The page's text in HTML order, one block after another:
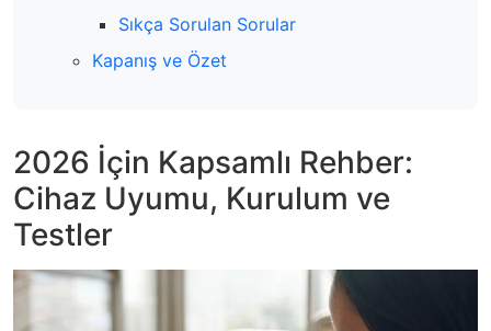
Sıkça Sorulan Sorular
Kapanış ve Özet
2026 İçin Kapsamlı Rehber:
Cihaz Uyumu, Kurulum ve
Testler